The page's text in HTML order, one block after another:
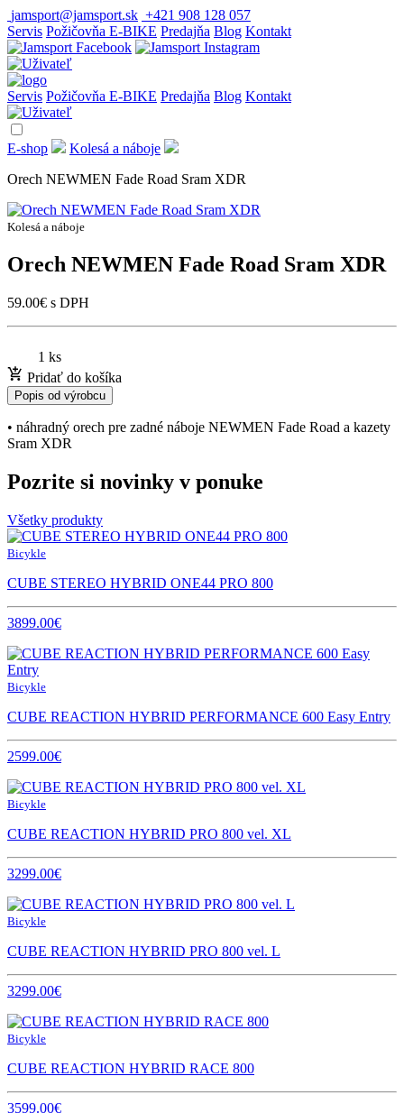
jamsport@jamsport.sk +421 908 128 057
Servis Požičovňa E-BIKE Predajňa Blog Kontakt
Servis Požičovňa E-BIKE Predajňa Blog Kontakt
E-shop
Kolesá a náboje
Orech NEWMEN Fade Road Sram XDR
Kolesá a náboje
Orech NEWMEN Fade Road Sram XDR
59.00€ s DPH
1 ks
Pridať do košíka
Popis od výrobcu
• náhradný orech pre zadné náboje NEWMEN Fade Road a kazety
Sram XDR
Pozrite si novinky v ponuke
Všetky produkty
Bicykle
CUBE STEREO HYBRID ONE44 PRO 800
3899.00€
Bicykle
CUBE REACTION HYBRID PERFORMANCE 600 Easy Entry
2599.00€
Bicykle
CUBE REACTION HYBRID PRO 800 vel. XL
3299.00€
Bicykle
CUBE REACTION HYBRID PRO 800 vel. L
3299.00€
Bicykle
CUBE REACTION HYBRID RACE 800
3599.00€